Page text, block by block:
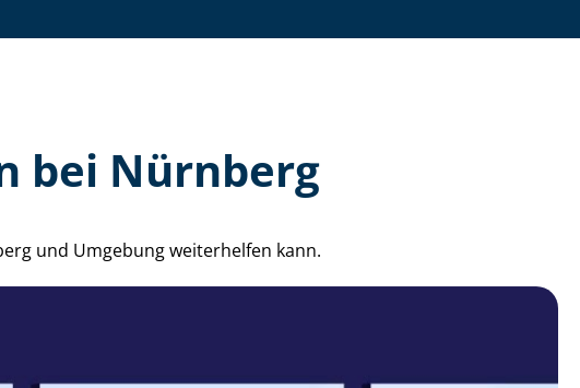
bei Nürnberg
und Umgebung weiterhelfen kann.